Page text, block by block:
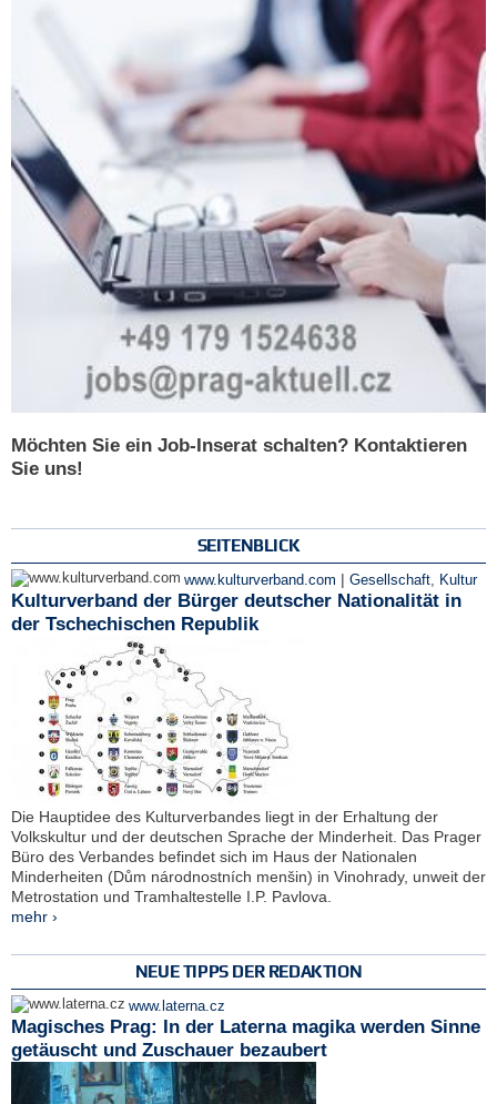
Möchten Sie ein Job-Inserat schalten? Kontaktieren
Sie uns!
SEITENBLICK
www.kulturverband.com | Gesellschaft, Kultur
Kulturverband der Bürger deutscher Nationalität in
der Tschechischen Republik
Die Hauptidee des Kulturverbandes liegt in der Erhaltung der
Volkskultur und der deutschen Sprache der Minderheit. Das Prager
Büro des Verbandes befindet sich im Haus der Nationalen
Minderheiten (Dům národnostních menšin) in Vinohrady, unweit der
Metrostation und Tramhaltestelle I.P. Pavlova.
mehr ›
NEUE TIPPS DER REDAKTION
www.laterna.cz
Magisches Prag: In der Laterna magika werden Sinne
getäuscht und Zuschauer bezaubert